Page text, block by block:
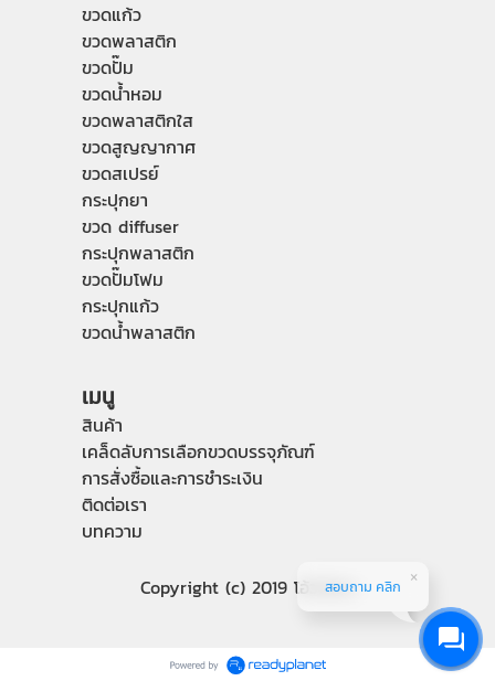
ขวดแก้ว
ขวดพลาสติก
ขวดปั๊ม
ขวดน้ำหอม
ขวดพลาสติกใส
ขวดสูญญากาศ
ขวดสเปรย์
กระปุกยา
ขวด diffuser
กระปุกพลาสติก
ขวดปั๊มโฟม
กระปุกแก้ว
ขวดน้ำพลาสติก
เมนู
สินค้า
เคล็ดลับการเลือกขวดบรรจุภัณฑ์
การสั่งซื้อและการชำระเงิน
ติดต่อเรา
บทความ
Copyright (c) 2019 โอ้วไถ่ฮงสอบถาม คลิก